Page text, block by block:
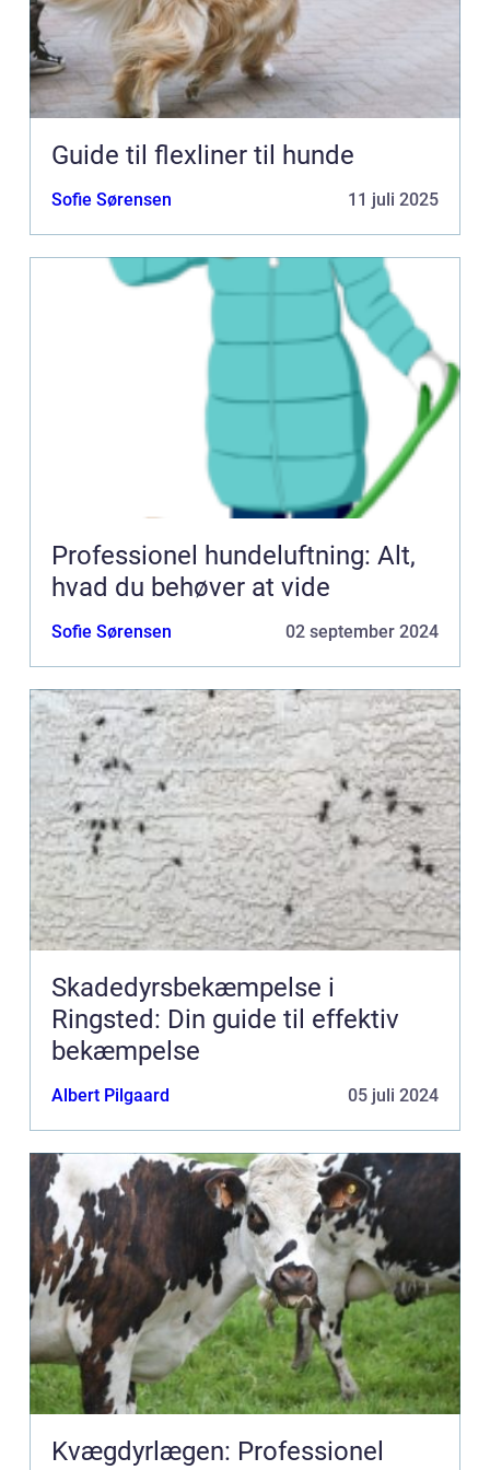
Guide til flexliner til hunde
Sofie Sørensen 11 juli 2025
Professionel hundeluftning: Alt,
hvad du behøver at vide
Sofie Sørensen 02 september 2024
Skadedyrsbekæmpelse i
Ringsted: Din guide til effektiv
bekæmpelse
Albert Pilgaard 05 juli 2024
Kvægdyrlægen: Professionel